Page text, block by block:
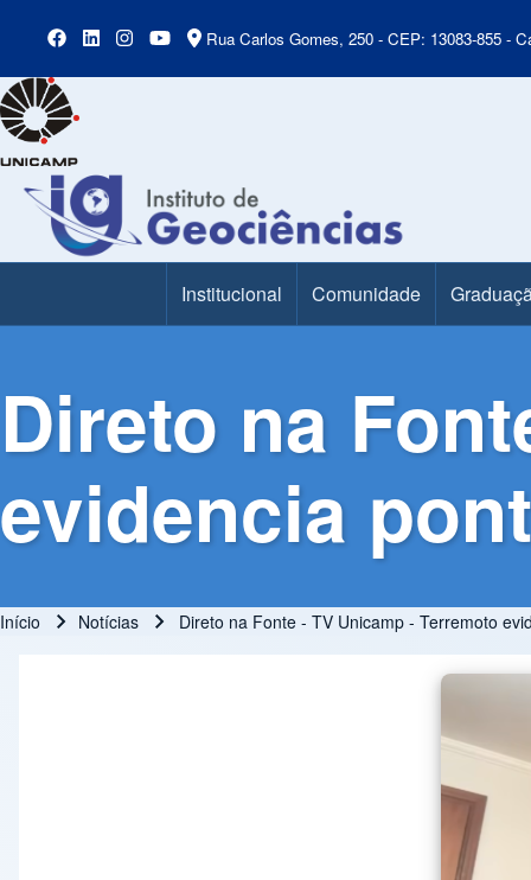
Rua Carlos Gomes, 250 - CEP: 13083-855 -
Main MenuInstitucional Comunidade
Direto na
evidencia
Início Notícias Direto na Fonte - TV Unicamp - Terremoto